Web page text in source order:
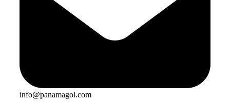
info@panamagol.com